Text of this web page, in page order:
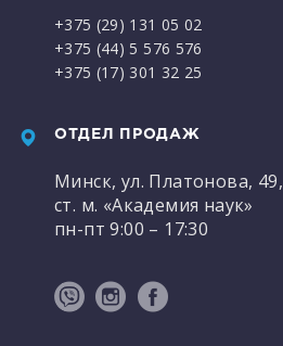
+375 (29) 131 05 02
+375 (44) 5 576 576
+375 (17) 301 32 25
ОТДЕЛ ПРОДАЖ
Минск, ул. Платонова, 49,
ст. м. «Академия наук»
пн-пт 9:00 – 17:30